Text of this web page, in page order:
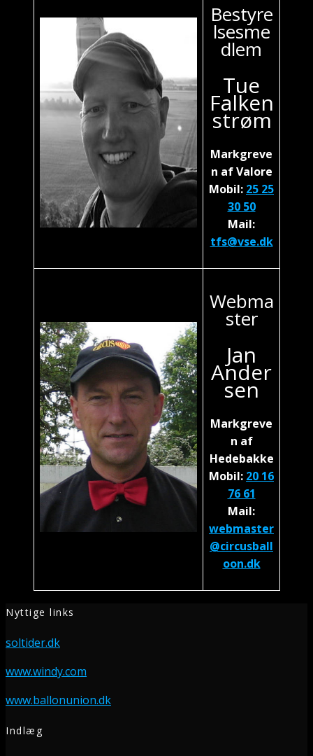
Bestyre
lsesme
dlem
Tue
Falken
strøm
Markgreve
n af Valore
Mobil: 25 25
30 50
Mail:
tfs@vse.dk
Webma
ster
Jan
Ander
sen
Markgreve
n af
Hedebakke
Mobil: 20 16
76 61
Mail:
webmaster
@circusball
oon.dk
Nyttige links
soltider.dk
www.windy.com
www.ballonunion.dk
Indlæg